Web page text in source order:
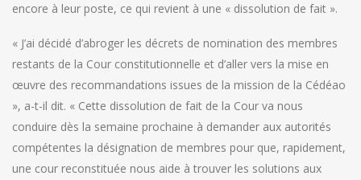
encore à leur poste, ce qui revient à une « dissolution de fait ».
« J’ai décidé d’abroger les décrets de nomination des membres
restants de la Cour constitutionnelle et d’aller vers la mise en
œuvre des recommandations issues de la mission de la Cédéao
», a-t-il dit. « Cette dissolution de fait de la Cour va nous
conduire dès la semaine prochaine à demander aux autorités
compétentes la désignation de membres pour que, rapidement,
une cour reconstituée nous aide à trouver les solutions aux